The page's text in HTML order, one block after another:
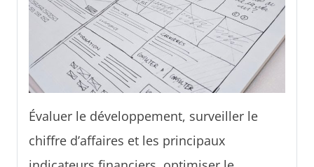
Évaluer le développement, surveiller le
chiffre d’affaires et les principaux